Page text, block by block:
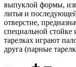
выпуклой формы,
литья и
отверстие,
специальной
тарелках играют
друга (парные